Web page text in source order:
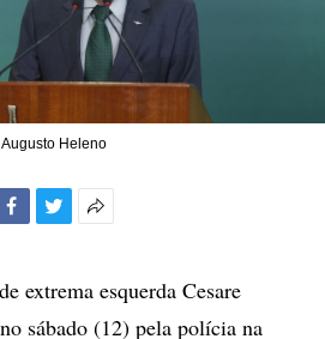
Heleno
compartilhamento
extrema esquerda Cesare
sábado (12) pela polícia na